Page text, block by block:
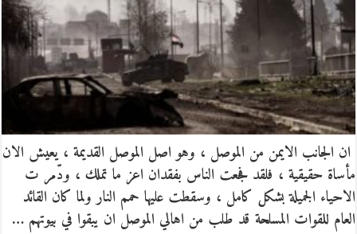
ان الجانب الايمن من الموصل ، وهو اصل الموصل القديمة ، يعيش الان
مأساة حقيقية ، فلقد فجعت الناس بفقدان اعز ما تملك ، ودّمر ت
الاحياء الجميلة بشكل كامل ، وسقطت عليها حمم النار ولما كان القائد
العام للقوات المسلحة قد طلب من اهالي الموصل ان يبقوا في بيوتهم …